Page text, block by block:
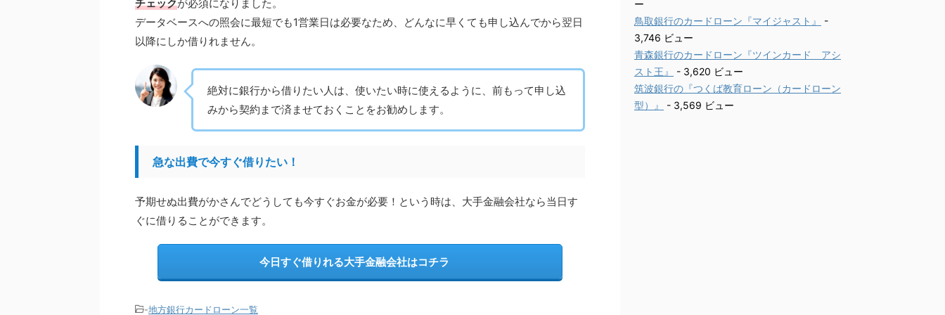
チェックが必須になりました。
データベースへの照会に最短でも1営業日は必要なため、どんなに早くても申し込んでから翌日
以降にしか借りれません。
絶対に銀行から借りたい人は、使いたい時に使えるように、前もって申し込
みから契約まで済ませておくことをお勧めします。
急な出費で今すぐ借りたい！
予期せぬ出費がかさんでどうしても今すぐお金が必要！という時は、大手金融会社なら当日す
ぐに借りることができます。
今日すぐ借りれる大手金融会社はコチラ
-地方銀行カードローン一覧
ー
鳥取銀行のカードローン『マイジャスト』
-
3,746 ビュー
青森銀行のカードローン『ツインカード アシ
スト王』
- 3,620 ビュー
筑波銀行の『つくば教育ローン（カードローン
型）』
- 3,569 ビュー